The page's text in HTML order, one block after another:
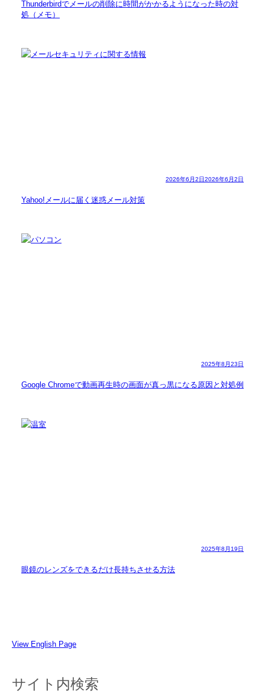
Thunderbirdでメールの削除に時間がかかるようになった時の対
処（メモ）
2026年6月2日2026年6月2日
Yahoo!メールに届く迷惑メール対策
2025年8月23日
Google Chromeで動画再生時の画面が真っ黒になる原因と対処例
2025年8月19日
眼鏡のレンズをできるだけ長持ちさせる方法
View English Page
サイト内検索